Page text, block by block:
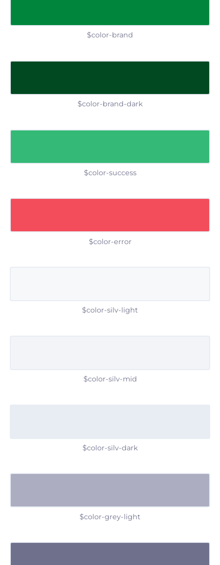
$color-brand
$color-brand-dark
$color-success
$color-error
$color-silv-light
$color-silv-mid
$color-silv-dark
$color-grey-light